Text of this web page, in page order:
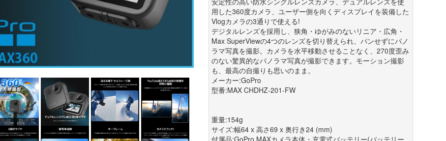
用した360度カメラ、ユーザー側を向くディスプレイを装備した
Vlogカメラの3通りで使える!
デジタルレンズを採用し、狭角・ゆがみのないリニア・広角・
Max SuperViewの4つのレンズを切り替えられ、パンせずにパノ
ラマ写真を撮影。カメラを水平移動させることなく、270度歪み
のない驚異的なパノラマ写真が撮影できます。モーション撮影
も、最高の自撮りも思いのまま。
メーカー:GoPro
型番:MAX CHDHZ-201-FW
重量:154g
サイズ:幅64 x 高さ69 x 奥行き24 (mm)